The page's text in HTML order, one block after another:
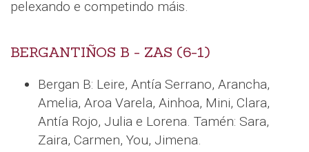
pelexando e competindo máis.
BERGANTIÑOS B - ZAS (6-1)
Bergan B: Leire, Antía Serrano, Arancha,
Amelia, Aroa Varela, Ainhoa, Mini, Clara,
Antía Rojo, Julia e Lorena. Tamén: Sara,
Zaira, Carmen, You, Jimena.